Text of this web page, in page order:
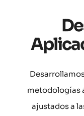
metodologías
ajustados a